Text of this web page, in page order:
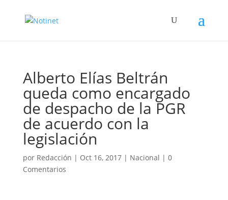
Alberto Elías Beltrán
queda como encargado
de despacho de la PGR
de acuerdo con la
legislación
por Redacción | Oct 16, 2017| Nacional | 0
Comentarios